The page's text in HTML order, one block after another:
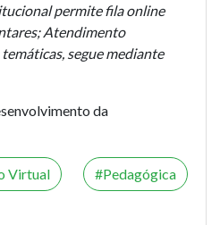
permite fila online
Atendimento
segue mediante
da
Virtual Pedagógica